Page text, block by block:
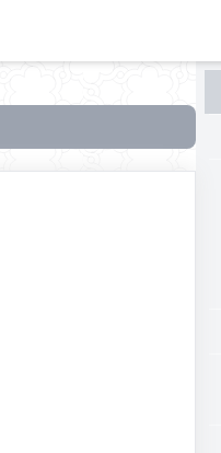
البحث
البحث
في